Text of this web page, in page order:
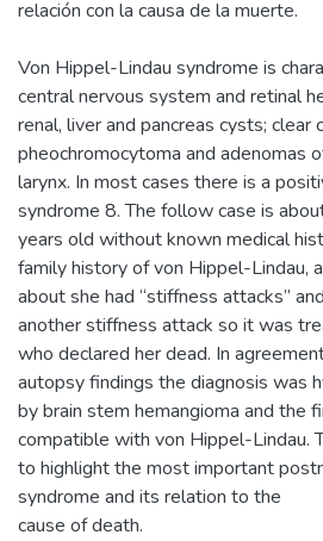
relación con la causa de la muerte.
Von Hippel-Lindau syndrome is
central nervous system and retinal
renal, liver and pancreas cysts; clear
pheochromocytoma and adenomas
larynx. In most cases there is a
syndrome 8. The follow case is
years old without known medical
family history of von Hippel-Lindau,
about she had “stiffness attacks”
another stiffness attack so it was
who declared her dead. In
autopsy findings the diagnosis was
by brain stem hemangioma and the
compatible with von Hippel-Lindau.
to highlight the most important
syndrome and its relation to the
cause of death.